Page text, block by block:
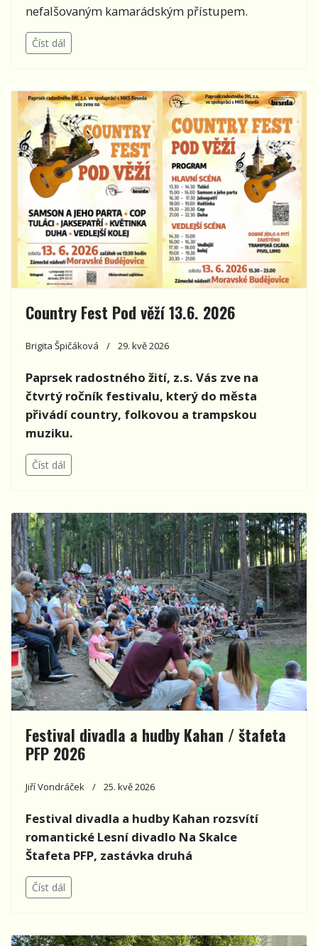
nefalšovaným kamarádským přístupem.
Číst dál
Country Fest Pod věží 13.6. 2026
Brigita Špičáková 29. kvě 2026
Paprsek radostného žití, z.s. Vás zve na
čtvrtý ročník festivalu, který do města
přivádí country, folkovou a trampskou
muziku.
Číst dál
Festival divadla a hudby Kahan / štafeta
PFP 2026
Jiří Vondráček 25. kvě 2026
Festival divadla a hudby Kahan rozsvítí
romantické Lesní divadlo Na Skalce
Štafeta PFP, zastávka druhá
Číst dál